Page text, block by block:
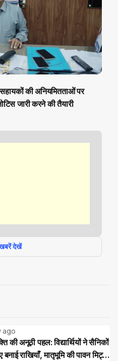
की अनियमितताओं पर
जारी करने की तैयारी
देखें
ago
की अनूठी पहल: विद्यार्थियों ने सैनिकों
राखियाँ, मातृभूमि की पावन मिट्टी